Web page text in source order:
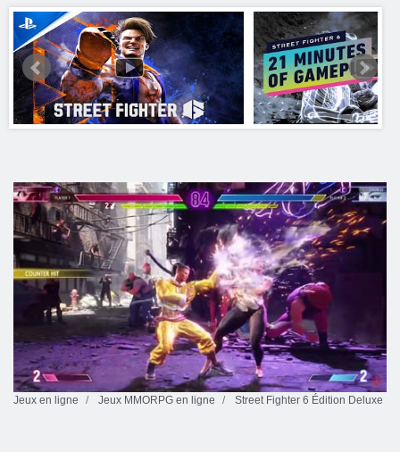
Jeux en ligne Jeux MMORPG en ligne Street Fighter 6 Édition Deluxe